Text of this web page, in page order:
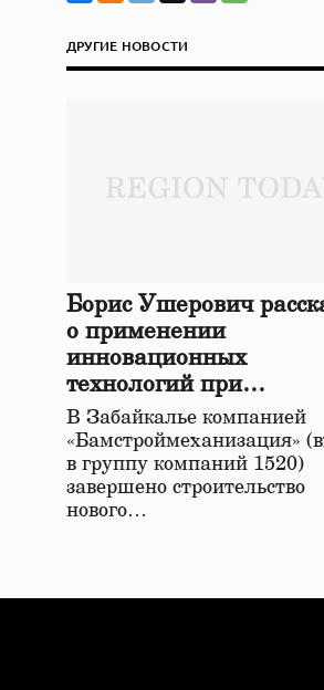
ДРУГИЕ НОВОСТИ
Борис Ушерович
о применении
инновационных
технологий при
строительстве нового
в Забайкалье
В Забайкалье компанией
«Бамстроймеханизация»
в группу компаний 1520)
завершено строительство
нового…